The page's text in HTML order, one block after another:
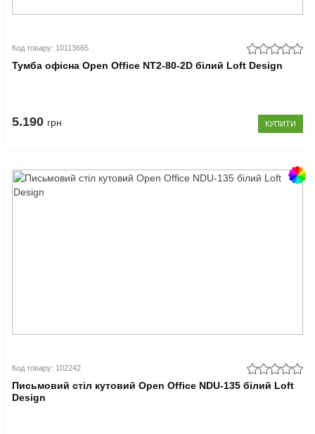
Код товару: 10113665
Тумба офісна Open Office NT2-80-2D білий Loft Design
5.190 грн КУПИТИ
Код товару: 102242
Письмовий стіл кутовий Open Office NDU-135 білий Loft
Design